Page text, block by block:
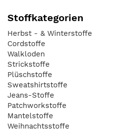
Stoffkategorien
Herbst - & Winterstoffe
Cordstoffe
Walkloden
Strickstoffe
Plüschstoffe
Sweatshirtstoffe
Jeans-Stoffe
Patchworkstoffe
Mantelstoffe
Weihnachtsstoffe